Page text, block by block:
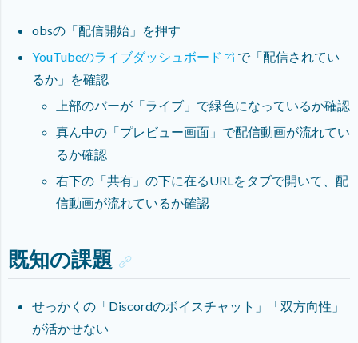
obsの「配信開始」を押す
YouTubeのライブダッシュボード
で「配信されてい
るか」を確認
上部のバーが「ライブ」で緑色になっているか確認
真ん中の「プレビュー画面」で配信動画が流れてい
るか確認
右下の「共有」の下に在るURLをタブで開いて、配
信動画が流れているか確認
既知の課題
せっかくの「Discordのボイスチャット」「双方向性」
が活かせない